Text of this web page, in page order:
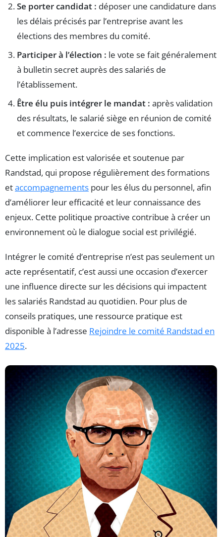
Se porter candidat : déposer une candidature dans
les délais précisés par l’entreprise avant les
élections des membres du comité.
Participer à l’élection : le vote se fait généralement
à bulletin secret auprès des salariés de
l’établissement.
Être élu puis intégrer le mandat : après validation
des résultats, le salarié siège en réunion de comité
et commence l’exercice de ses fonctions.
Cette implication est valorisée et soutenue par
Randstad, qui propose régulièrement des formations
etaccompagnements pour les élus du personnel, afin
d’améliorer leur efficacité et leur connaissance des
enjeux. Cette politique proactive contribue à créer un
environnement où le dialogue social est privilégié.
Intégrer le comité d’entreprise n’est pas seulement un
acte représentatif, c’est aussi une occasion d’exercer
une influence directe sur les décisions qui impactent
les salariés Randstad au quotidien. Pour plus de
conseils pratiques, une ressource pratique est
disponible à l’adresse Rejoindre le comité Randstad en
2025.